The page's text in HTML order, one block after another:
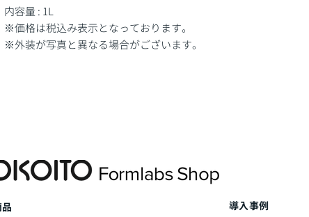
内容量 : 1L
※価格は税込み表示となっております。
※外装が写真と異なる場合がございます。
導入事例